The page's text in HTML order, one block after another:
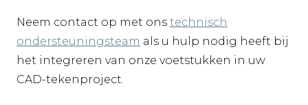
Neem contact op met ons technisch
ondersteuningsteam als u hulp nodig heeft bij
het integreren van onze voetstukken in uw
CAD-tekenproject.